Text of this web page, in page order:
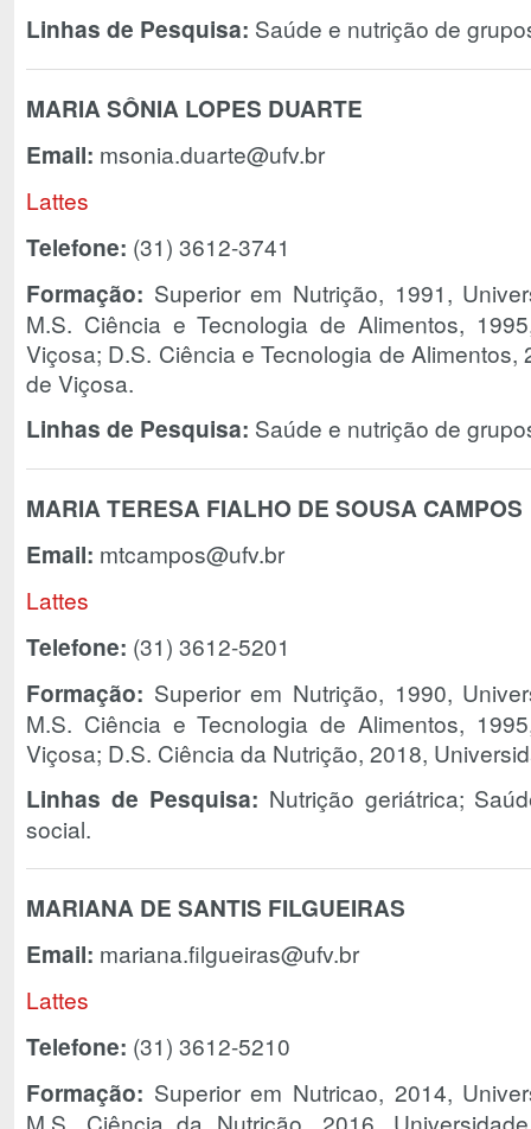
Linhas de Pesquisa: Saúde e nutrição de
MARIA SÔNIA LOPES DUARTE
Email: msonia.duarte@ufv.br
Lattes
Telefone: (31) 3612-3741
Formação: Superior em Nutrição, 1991,
M.S. Ciência e Tecnologia de Alimentos,
Viçosa; D.S. Ciência e Tecnologia de
de Viçosa.
Linhas de Pesquisa: Saúde e nutrição de
MARIA TERESA FIALHO DE SOUSA CAMPOS
Email: mtcampos@ufv.br
Lattes
Telefone: (31) 3612-5201
Formação: Superior em Nutrição, 1990,
M.S. Ciência e Tecnologia de Alimentos,
Viçosa; D.S. Ciência da Nutrição, 2018,
Linhas de Pesquisa: Nutrição geriátrica;
social.
MARIANA DE SANTIS FILGUEIRAS
Email: mariana.filgueiras@ufv.br
Lattes
Telefone: (31) 3612-5210
Formação: Superior em Nutricao, 2014,
M.S. Ciência da Nutrição, 2016,